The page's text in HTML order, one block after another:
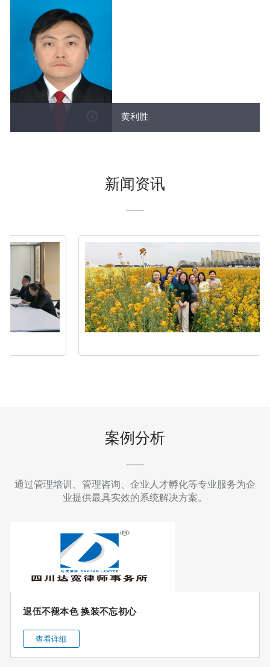
黄利胜
新闻资讯
发
|
我
所
办
“
三
案例分析
通过管理培训、管理咨询、企业人才孵化等专业服务为企
业提供最具实效的系统解决方案。
退伍不褪本色 换装不忘初心
查看详细